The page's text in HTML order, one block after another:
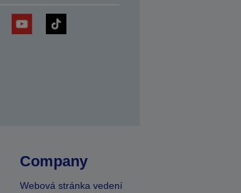
Company
Webová stránka vedení